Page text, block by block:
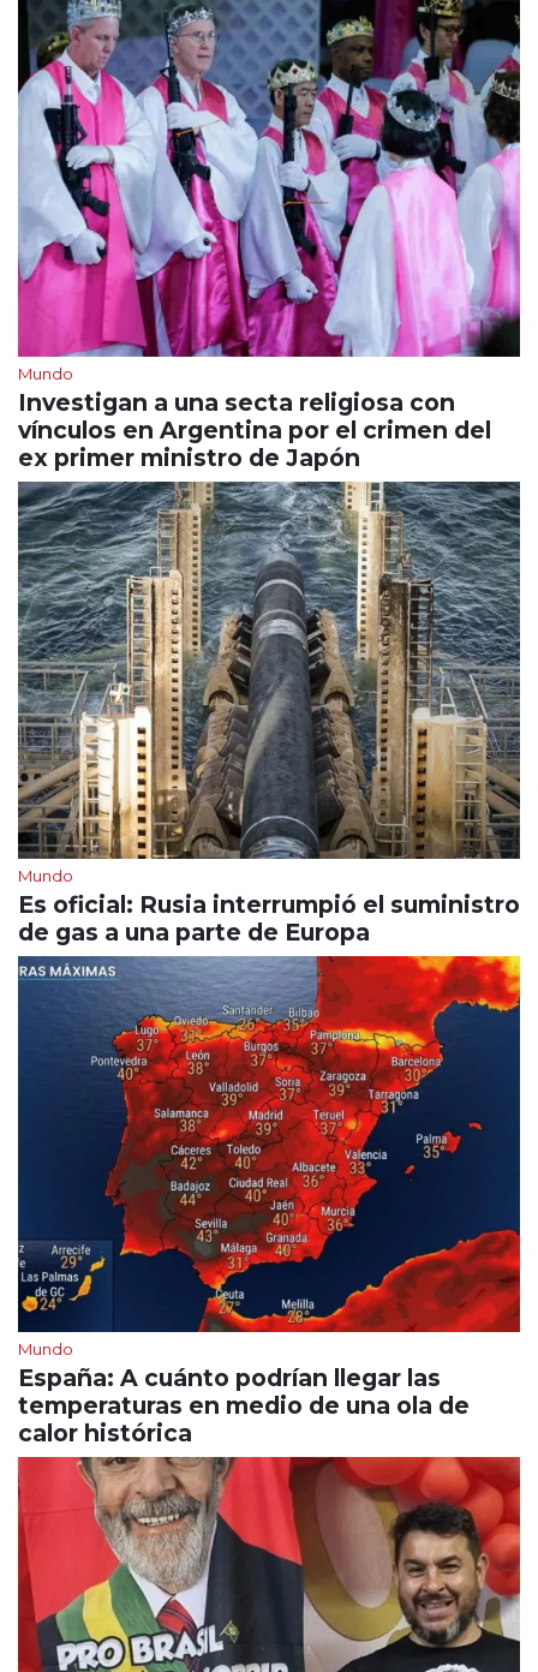
Mundo
Investigan a una secta religiosa con
vínculos en Argentina por el crimen del
ex primer ministro de Japón
Mundo
Es oficial: Rusia interrumpió el suministro
de gas a una parte de Europa
Mundo
España: A cuánto podrían llegar las
temperaturas en medio de una ola de
calor histórica